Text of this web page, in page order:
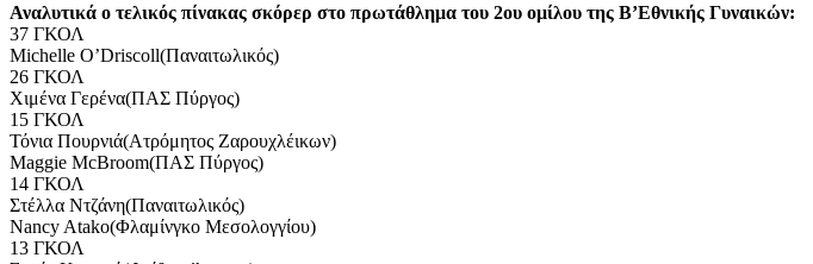
Αναλυτικά ο τελικός πίνακας σκόρερ στο πρωτάθλημα του 2ου ομίλου της Β’Εθνικής Γυναικών:
37 ΓΚΟΛ
Michelle O’Driscoll(Παναιτωλικός)
26 ΓΚΟΛ
Χιμένα Γερένα(ΠΑΣ Πύργος)
15 ΓΚΟΛ
Τόνια Πουρνιά(Ατρόμητος Ζαρουχλέικων)
Maggie McBroom(ΠΑΣ Πύργος)
14 ΓΚΟΛ
Στέλλα Ντζάνη(Παναιτωλικός)
Nancy Atako(Φλαμίνγκο Μεσολογγίου)
13 ΓΚΟΛ